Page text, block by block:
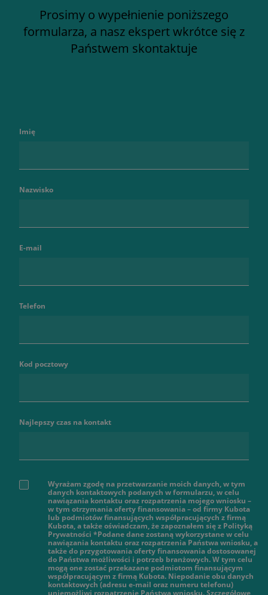
Prosimy o wypełnienie poniższego
formularza, a nasz ekspert wkrótce się z
Państwem skontaktuje
Imię
Nazwisko
E-mail
Telefon
Kod pocztowy
Najlepszy czas na kontakt
Wyrażam zgodę na przetwarzanie moich danych, w tym
danych kontaktowych podanych w formularzu, w celu
nawiązania kontaktu oraz rozpatrzenia mojego wniosku –
w tym otrzymania oferty finansowania – od firmy Kubota
lub podmiotów finansujących współpracujących z firmą
Kubota, a także oświadczam, że zapoznałem się z Polityką
Prywatności *Podane dane zostaną wykorzystane w celu
nawiązania kontaktu oraz rozpatrzenia Państwa wniosku, a
także do przygotowania oferty finansowania dostosowanej
do Państwa możliwości i potrzeb branżowych. W tym celu
mogą one zostać przekazane podmiotom finansującym
współpracującym z firmą Kubota. Niepodanie obu danych
kontaktowych (adresu e-mail oraz numeru telefonu)
uniemożliwi rozpatrzenie Państwa wniosku. Szczegółowe